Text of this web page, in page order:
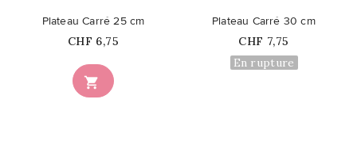

Plateau Carré 25 cm
Prix
CHF 6,75
Plateau Carré 30 cm
Prix
CHF 7,75
En rupture